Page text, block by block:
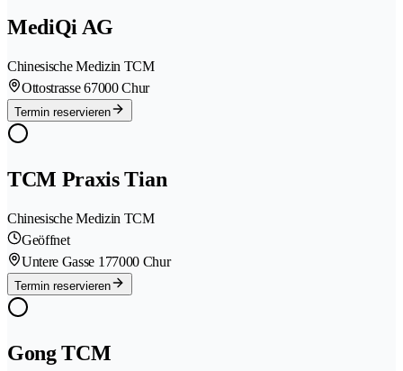
MediQi AG
Chinesische Medizin TCM
Ottostrasse 67000 Chur
Termin reservieren
TCM Praxis Tian
Chinesische Medizin TCM
Geöffnet
Untere Gasse 177000 Chur
Termin reservieren
Gong TCM